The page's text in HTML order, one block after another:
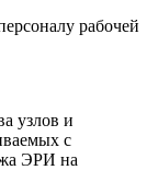
рабочей
узлов и
с
ЭРИ на